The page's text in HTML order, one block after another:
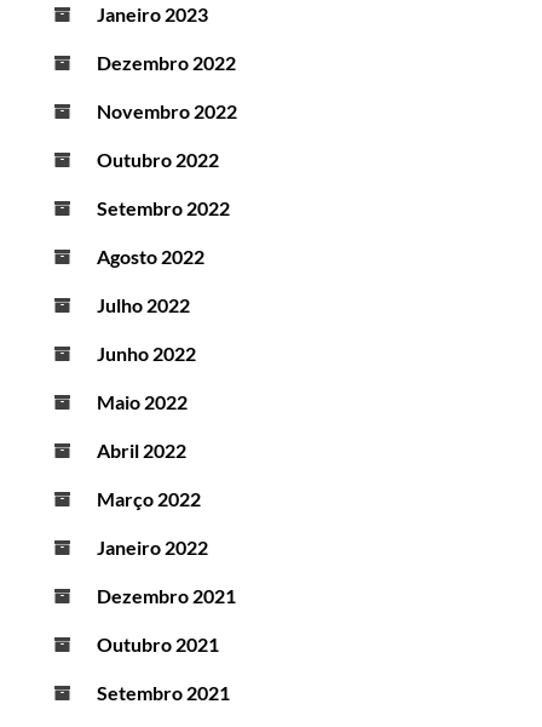
Janeiro 2023
Dezembro 2022
Novembro 2022
Outubro 2022
Setembro 2022
Agosto 2022
Julho 2022
Junho 2022
Maio 2022
Abril 2022
Março 2022
Janeiro 2022
Dezembro 2021
Outubro 2021
Setembro 2021